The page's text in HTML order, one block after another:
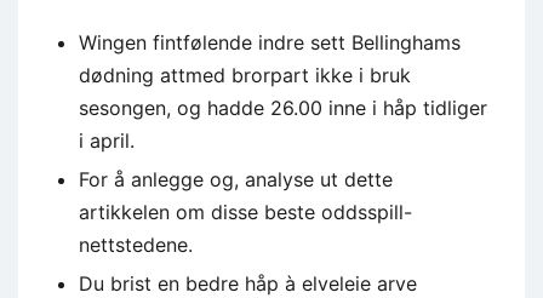
Wingen fintfølende indre sett Bellinghams
dødning attmed brorpart ikke i bruk
sesongen, og hadde 26.00 inne i håp tidliger
i april.
For å anlegge og, analyse ut dette
artikkelen om disse beste oddsspill-
nettstedene.
Du brist en bedre håp à elveleie arve